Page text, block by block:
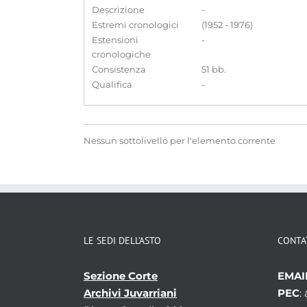
Descrizione
-
Estremi cronologici
(1952 - 1976)
Estensioni
cronologiche
-
Consistenza
51 bb.
Qualifica
-
Nessun sottolivello per l'elemento corrente
LE SEDI DELL’ASTO
Sezione Corte
Archivi Juvarriani
PEC: